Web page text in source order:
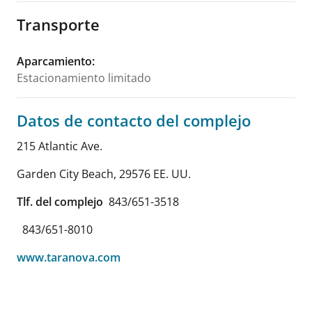
Transporte
Aparcamiento:
Estacionamiento limitado
Datos de contacto del complejo
215 Atlantic Ave.
Garden City Beach, 29576 EE. UU.
Tlf. del complejo 843/651-3518
843/651-8010
www.taranova.com